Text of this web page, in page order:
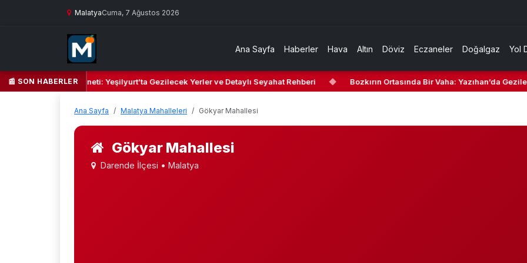
MalatyaCuma, 7 Ağustos 2026
Ana Sayfa Haberler Hava Altın Döviz Eczaneler Doğalgaz Yol
📰 SON HABERLER
Kalbi ve Kültür Cenneti: Yeşilyurt’ta Gezilecek Yerler ve Detaylı Seyahat Rehberi ◆ Bozkırın Ortasında Bir Vaha: Yazıhan’da
Ana Sayfa Malatya Mahalleleri Gökyar Mahallesi
Gökyar Mahallesi
Darende İlçesi • Malatya